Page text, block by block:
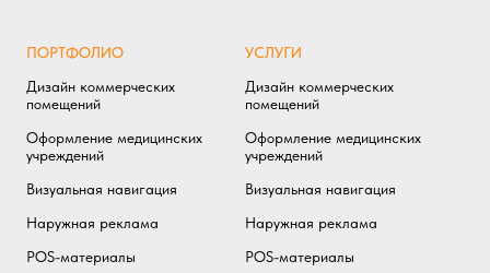
ПОРТФОЛИО
Дизайн коммерческих
помещений
Оформление медицинских
учреждений
Визуальная навигация
Наружная реклама
POS-материалы
УСЛУГИ
Дизайн коммерческих
помещений
Оформление медицинских
учреждений
Визуальная навигация
Наружная реклама
POS-материалы